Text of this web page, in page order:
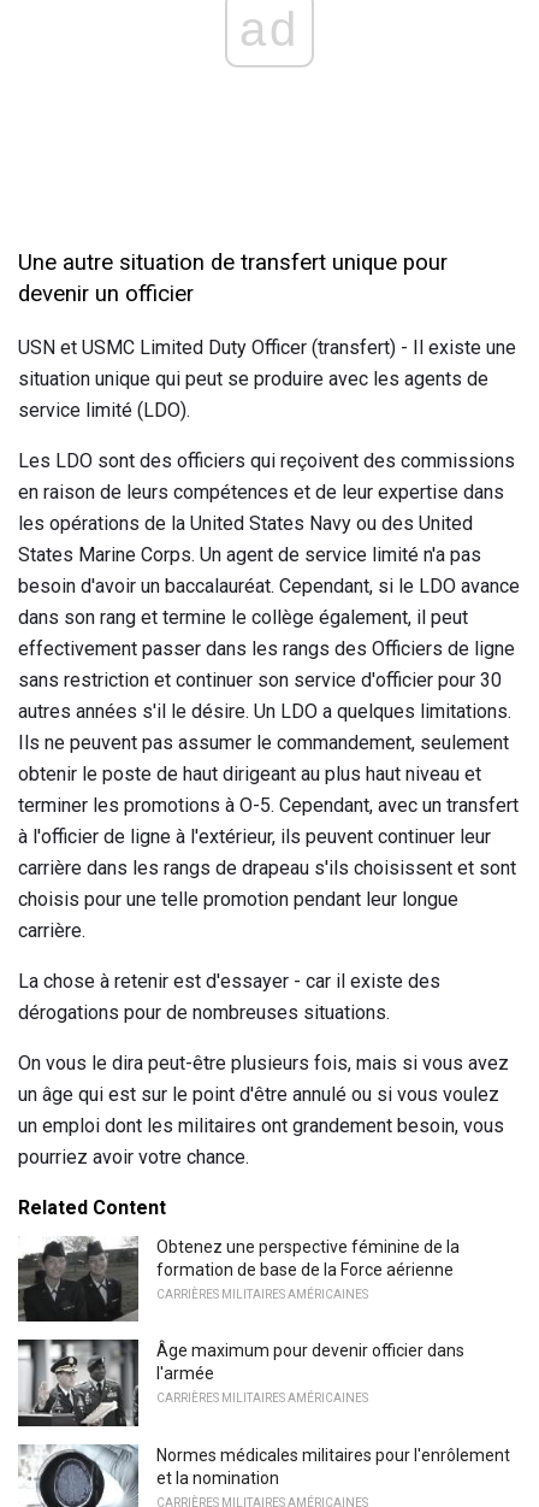
ad
Une autre situation de transfert unique pour
devenir un officier
USN et USMC Limited Duty Officer (transfert) - Il existe une
situation unique qui peut se produire avec les agents de
service limité (LDO).
Les LDO sont des officiers qui reçoivent des commissions
en raison de leurs compétences et de leur expertise dans
les opérations de la United States Navy ou des United
States Marine Corps. Un agent de service limité n'a pas
besoin d'avoir un baccalauréat. Cependant, si le LDO avance
dans son rang et termine le collège également, il peut
effectivement passer dans les rangs des Officiers de ligne
sans restriction et continuer son service d'officier pour 30
autres années s'il le désire. Un LDO a quelques limitations.
Ils ne peuvent pas assumer le commandement, seulement
obtenir le poste de haut dirigeant au plus haut niveau et
terminer les promotions à O-5. Cependant, avec un transfert
à l'officier de ligne à l'extérieur, ils peuvent continuer leur
carrière dans les rangs de drapeau s'ils choisissent et sont
choisis pour une telle promotion pendant leur longue
carrière.
La chose à retenir est d'essayer - car il existe des
dérogations pour de nombreuses situations.
On vous le dira peut-être plusieurs fois, mais si vous avez
un âge qui est sur le point d'être annulé ou si vous voulez
un emploi dont les militaires ont grandement besoin, vous
pourriez avoir votre chance.
Related Content
Obtenez une perspective féminine de la
formation de base de la Force aérienne
CARRIÈRES MILITAIRES AMÉRICAINES
Âge maximum pour devenir officier dans
l'armée
CARRIÈRES MILITAIRES AMÉRICAINES
Normes médicales militaires pour l'enrôlement
et la nomination
CARRIÈRES MILITAIRES AMÉRICAINES